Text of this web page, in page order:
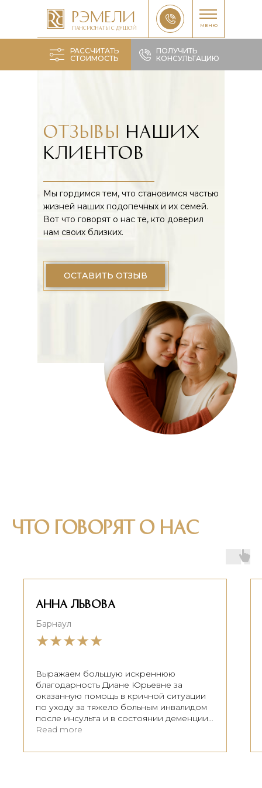
МЕНЮ
Рэмели
ПАНСИОНАТЫ с душой
Рассчитать
РАССЧИТАТЬ
СТОИМОСТЬ
ПОЛУЧИТЬ
КОНСУЛЬТАЦИЮ
отзывы наших
клиентов
Мы гордимся тем, что становимся частью
жизней наших подопечных и их семей.
Вот что говорят о нас те, кто доверил
нам своих близких.
ОСТАВИТЬ ОТЗЫВ
что говорят о нас
Анна львова
Барнаул
★★★★★
Выражаем большую искреннюю
благодарность Диане Юрьевне за
оказанную помощь в кричной ситуации
по уходу за тяжело больным инвалидом
после инсульта и в состоянии деменции.
Спасибо Вам за доброе сердце и
подход к каждому человеку, даже с
Read more